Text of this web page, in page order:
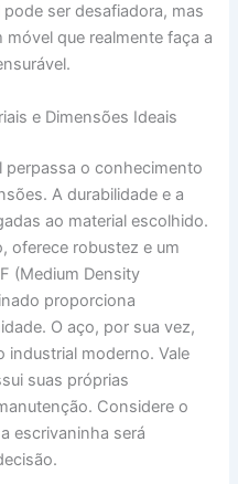
ser desafiadora, mas
que realmente faça a
e Dimensões Ideais
perpassa o conhecimento
A durabilidade e a
ao material escolhido.
oferece robustez e um
(Medium Density
proporciona
O aço, por sua vez,
industrial moderno. Vale
suas próprias
Considere o
escrivaninha será